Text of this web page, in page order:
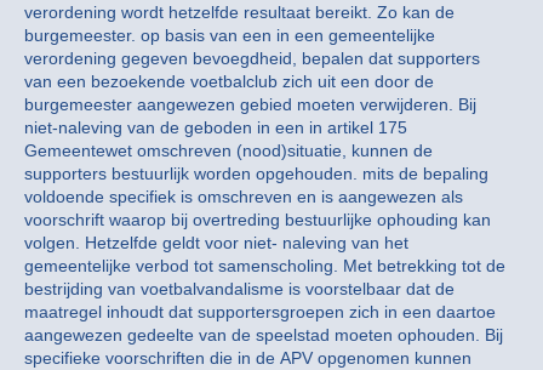
verordening wordt hetzelfde resultaat bereikt. Zo kan de
burgemeester. op basis van een in een gemeentelijke
verordening gegeven bevoegdheid, bepalen dat supporters
van een bezoekende voetbalclub zich uit een door de
burgemeester aangewezen gebied moeten verwijderen. Bij
niet-naleving van de geboden in een in artikel 175
Gemeentewet omschreven (nood)situatie, kunnen de
supporters bestuurlijk worden opgehouden. mits de bepaling
voldoende specifiek is omschreven en is aangewezen als
voorschrift waarop bij overtreding bestuurlijke ophouding kan
volgen. Hetzelfde geldt voor niet- naleving van het
gemeentelijke verbod tot samenscholing. Met betrekking tot de
bestrijding van voetbalvandalisme is voorstelbaar dat de
maatregel inhoudt dat supportersgroepen zich in een daartoe
aangewezen gedeelte van de speelstad moeten ophouden. Bij
specifieke voorschriften die in de APV opgenomen kunnen